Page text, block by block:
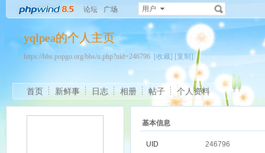
论坛 广场 用户
yqlpea的个人主页
https://bbs.popgo.org/bbs/u.php?uid=246796 [收藏] [复制]
首页 新鲜事 日志 相册 帖子 个人资料
基本信息
UID
246796